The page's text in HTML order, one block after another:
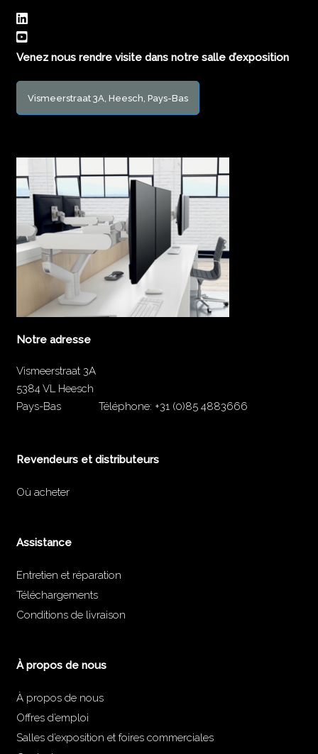
Venez nous rendre visite dans notre salle d’exposition
Vismeerstraat 3A, Heesch, Pays-Bas
Notre adresse
Vismeerstraat 3A
5384 VL Heesch
Pays-Bas
Téléphone: +31 (0)85 4883666
Revendeurs et distributeurs
Où acheter
Assistance
Entretien et réparation
Téléchargements
Conditions de livraison
À propos de nous
À propos de nous
Offres d’emploi
Salles d’exposition et foires commerciales